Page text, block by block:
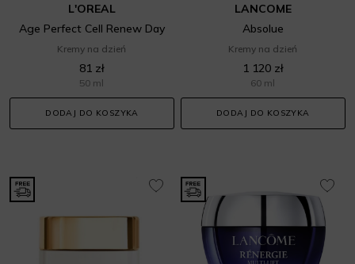
L'OREAL
Age Perfect Cell Renew Day
Kremy na dzień
81 zł
50 ml
DODAJ DO KOSZYKA
LANCOME
Absolue
Kremy na dzień
1 120 zł
60 ml
DODAJ DO KOSZYKA